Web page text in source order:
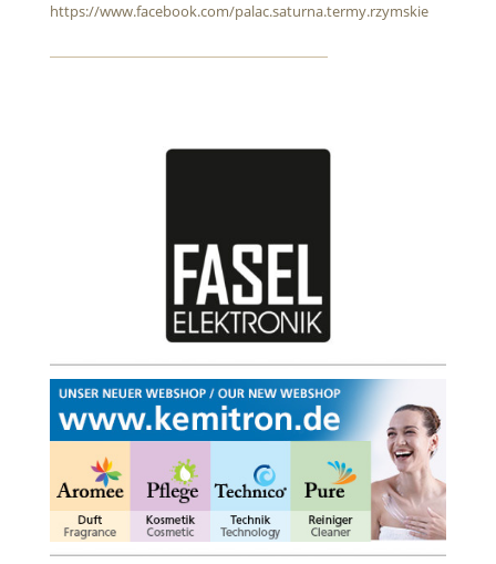
https://www.facebook.com/palac.saturna.termy.rzymskie